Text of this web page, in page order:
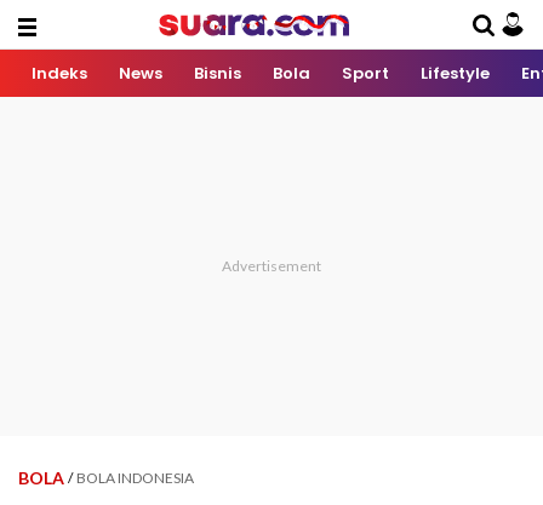
Indeks News Bisnis Bola Sport Lifestyle
BOLA / BOLA INDONESIA